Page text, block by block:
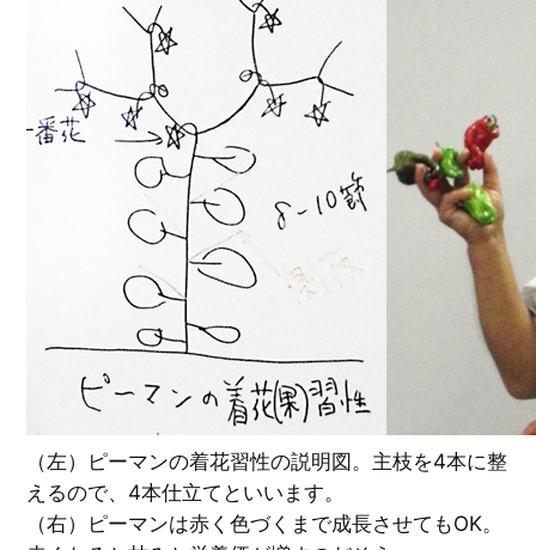
（左）ピーマンの着花習性の説明図。主枝を4本に整
えるので、4本仕立てといいます。
（右）ピーマンは赤く色づくまで成長させてもOK。